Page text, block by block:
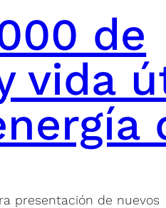
de
vida
presentación de nuevos